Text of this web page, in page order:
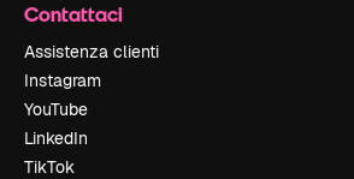
Contattaci
Assistenza clienti
Instagram
YouTube
LinkedIn
TikTok